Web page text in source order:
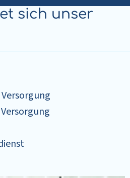
sich unser